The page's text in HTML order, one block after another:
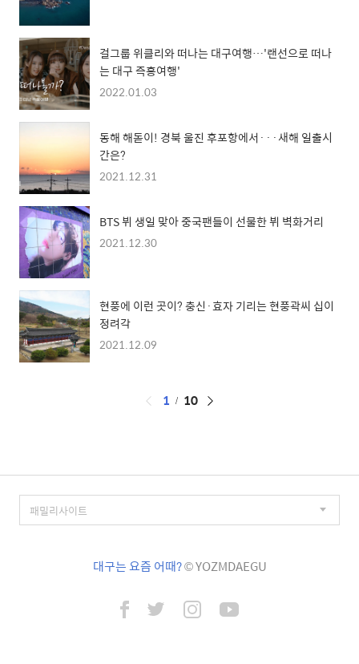
걸그룹 위클리와 떠나는 대구여행…'랜선으로 떠나
는 대구 즉흥여행'
2022.01.03
동해 해돋이! 경북 울진 후포항에서···새해 일출시
간은?
2021.12.31
BTS 뷔 생일 맞아 중국팬들이 선물한 뷔 벽화거리
2021.12.30
현풍에 이런 곳이? 충신·효자 기리는 현풍곽씨 십이
정려각
2021.12.09
페
1 10
대구는 요즘 어때?© YOZMDAEGU